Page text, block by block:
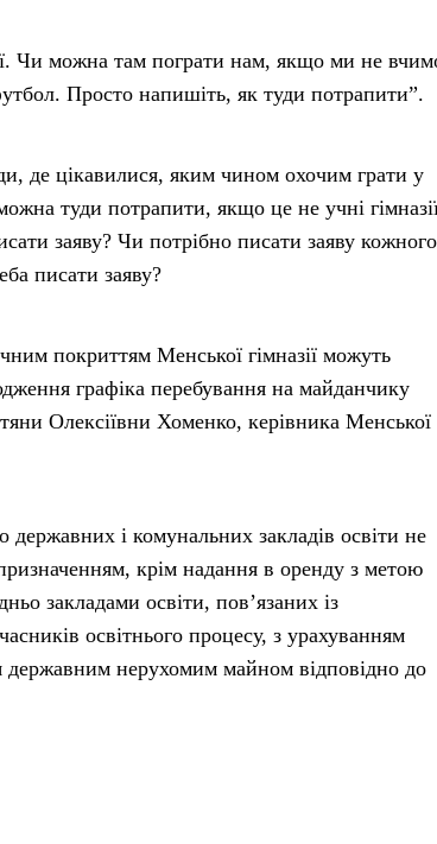
Чи можна там пограти нам, якщо ми не
Просто напишіть, як туди потрапити”.
де цікавилися, яким чином охочим грати у
туди потрапити, якщо це не учні
заяву? Чи потрібно писати заяву кожного
писати заяву?
покриттям Менської гімназії можуть
графіка перебування на майданчику
Олексіївни Хоменко, керівника Менської
і комунальних закладів освіти не
крім надання в оренду з метою
закладами освіти, пов’язаних із
освітнього процесу, з урахуванням
державним нерухомим майном відповідно до